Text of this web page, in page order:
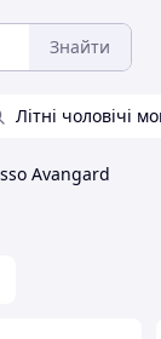
Знайти
Літні чоловічі
Avangard